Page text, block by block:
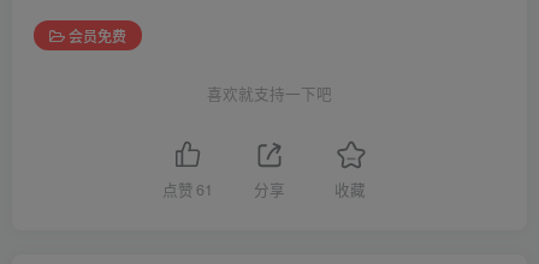
会员免费
喜欢就支持一下吧
点赞 61 分享 收藏